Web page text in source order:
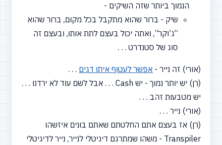
הנמוך ביותר שזה השיקים -
שיק - ברור שהוא מתקבל בכל מקום, ברור שהוא
“ג’וקר”,ואתה יכול בעצם לתת אותו, ובעצם זה
סוג של סטנדרט . . .
(אורי) זה נייר - אפשר לעטוף איתו דגים . . .
(רן) יש יותר נמוך - יש Cash . . . אבל לשם עוד לא ירדנו . . .
יש מטבעות זהב . . .
(אורי) נייר . . .
(רן) אז בעצם אתם החלטתם שאתם בונים איזשהו
Transpiler - משהו שמתרגם דיגיטלי לנייר, נייר לדיגיטלי